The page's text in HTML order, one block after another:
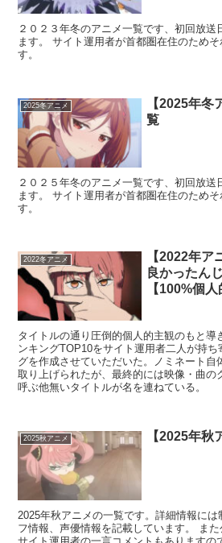
２０２３年冬のアニメ一覧です、初回放送
ます。 サイト運用者が首都圏在住のため
す。
2025冬アニメ
【2025年冬
覧
２０２５年冬のアニメ一覧です、初回放送
ます。 サイト運用者が首都圏在住のため
す。
2022冬アニメ
【2022年ア
良かったん
【100%個人
タイトルの通り圧倒的個人的主観のもと導
ンキングTOP10をサイト運用者二人が持
グを作成させていただいた。ノミネート自
取り上げられたが、最終的には映像・曲の
呼ぶ他無いタイトルが名を連ねている。
2025秋アニメ 【2025年秋
2025年秋アニメの一覧です。詳細情報には
フ情報、声優情報を記載しています。 ま